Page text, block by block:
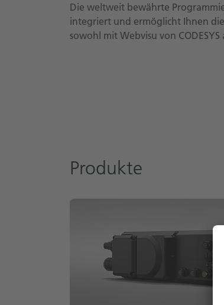
Die weltweit bewährte
integriert und ermöglicht Ihnen
sowohl mit Webvisu von
Produkte